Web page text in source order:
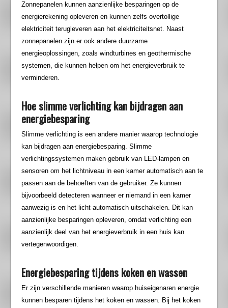
Zonnepanelen kunnen aanzienlijke besparingen op de
energierekening opleveren en kunnen zelfs overtollige
elektriciteit terugleveren aan het elektriciteitsnet. Naast
zonnepanelen zijn er ook andere duurzame
energieoplossingen, zoals windturbines en geothermische
systemen, die kunnen helpen om het energieverbruik te
verminderen.
Hoe slimme verlichting kan bijdragen aan
energiebesparing
Slimme verlichting is een andere manier waarop technologie
kan bijdragen aan energiebesparing. Slimme
verlichtingssystemen maken gebruik van LED-lampen en
sensoren om het lichtniveau in een kamer automatisch aan te
passen aan de behoeften van de gebruiker. Ze kunnen
bijvoorbeeld detecteren wanneer er niemand in een kamer
aanwezig is en het licht automatisch uitschakelen. Dit kan
aanzienlijke besparingen opleveren, omdat verlichting een
aanzienlijk deel van het energieverbruik in een huis kan
vertegenwoordigen.
Energiebesparing tijdens koken en wassen
Er zijn verschillende manieren waarop huiseigenaren energie
kunnen besparen tijdens het koken en wassen. Bij het koken